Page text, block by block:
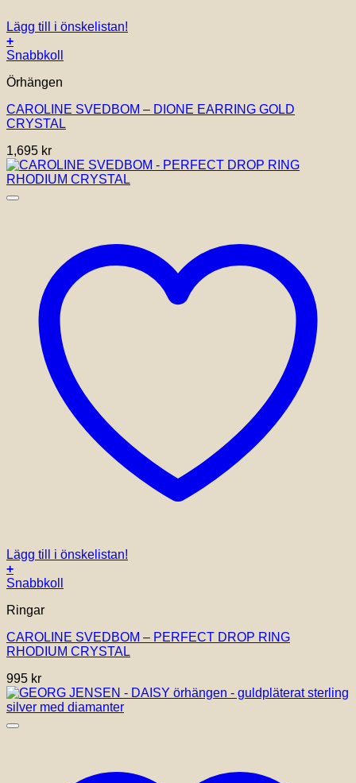
Lägg till i önskelistan!
+
Snabbkoll
Örhängen
CAROLINE SVEDBOM – DIONE EARRING GOLD
CRYSTAL
1,695 kr
Lägg till i önskelistan!
+
Snabbkoll
Ringar
CAROLINE SVEDBOM – PERFECT DROP RING
RHODIUM CRYSTAL
995 kr